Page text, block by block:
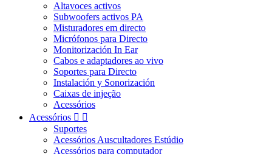
Altavoces activos
Subwoofers activos PA
Misturadores em directo
Micrófonos para Directo
Monitorización In Ear
Cabos e adaptadores ao vivo
Soportes para Directo
Instalación y Sonorización
Caixas de injeção
Acessórios
Acessórios  
Suportes
Acessórios Auscultadores Estúdio
Acessórios para computador